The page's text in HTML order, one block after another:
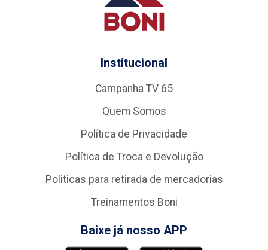
Institucional
Campanha TV 65
Quem Somos
Política de Privacidade
Política de Troca e Devolução
Politicas para retirada de mercadorias
Treinamentos Boni
Baixe já nosso APP